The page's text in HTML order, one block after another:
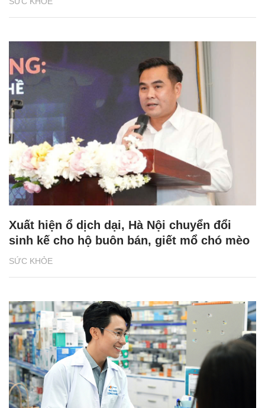
SỨC KHỎE
Xuất hiện ổ dịch dại, Hà Nội chuyển đổi
sinh kế cho hộ buôn bán, giết mổ chó mèo